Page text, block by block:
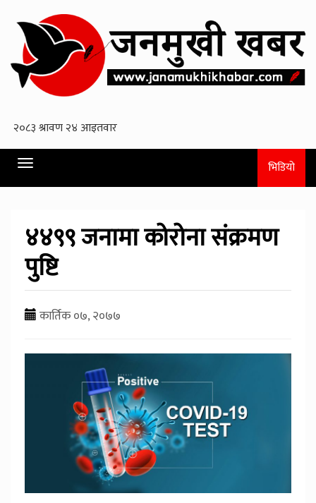
Toggle
navigation
भिडियो
४४९९ जनामा कोरोना संक्रमण
पुष्टि
कार्तिक ०७, २०७७